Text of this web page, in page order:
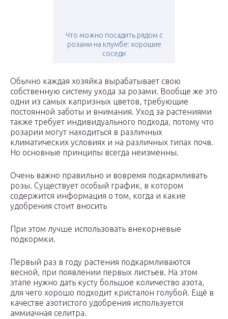
Что можно посадить рядом с
розами на клумбе: хорошие
соседи
Обычно каждая хозяйка вырабатывает свою
собственную систему ухода за розами. Вообще же это
одни из самых капризных цветов, требующие
постоянной заботы и внимания. Уход за растениями
также требует индивидуального подхода, потому что
розарии могут находиться в различных
климатических условиях и на различных типах почв.
Но основные принципы всегда неизменны.
Очень важно правильно и вовремя подкармливать
розы. Существует особый график, в котором
содержится информация о том, когда и какие
удобрения стоит вносить
При этом лучше использовать внекорневые
подкормки.
Первый раз в году растения подкармливаются
весной, при появлении первых листьев. На этом
этапе нужно дать кусту большое количество азота,
для чего хорошо подходит кристалон голубой. Ещё в
качестве азотистого удобрения используется
аммиачная селитра.